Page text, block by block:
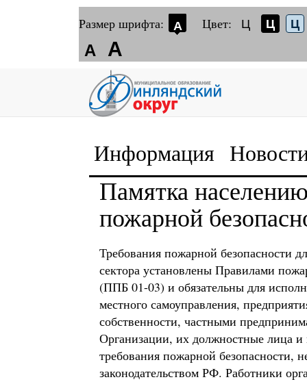
Размер шрифта: А
А А
Цвет: Ц Ц Ц
Информация
Памятка
пожарной
Требования пожарной безопасности
сектора установлены Правилами
(ППБ 01-03) и обязательны для
местного самоуправления,
собственности, частными
Организации, их должностные лица
требования пожарной безопасности,
законодательством РФ. Работники